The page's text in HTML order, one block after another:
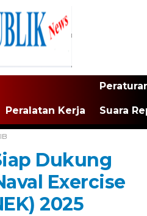
Peralatan Kerja Suara
Dukung
Exercise
2025